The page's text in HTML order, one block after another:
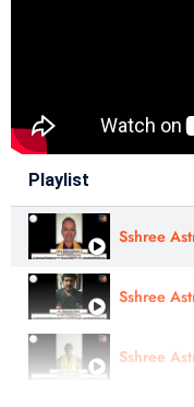
Playlist